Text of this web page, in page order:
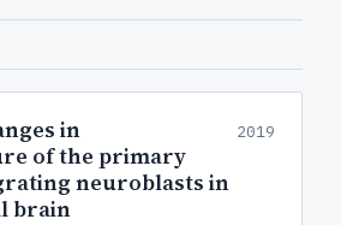
in
of the primary
neuroblasts in
brain
2019